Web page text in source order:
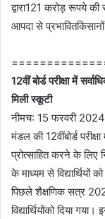
द्वारा121 करोड़ रूपये की
आपदा से
12वीं बोर्ड परीक्षा में
मिली स्कूटी
नीमच: 15 फरवरी
मंडल की 12वींबोर्ड
प्रोत्साहित करने के
के माध्यम से विद्यार्थियों
पिछले शैक्षणिक सत्र
विद्यार्थियोंको दिया